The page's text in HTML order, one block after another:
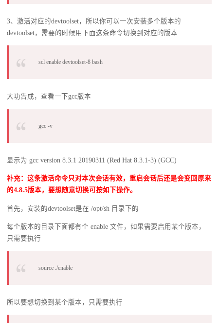
3、激活对应的devtoolset，所以你可以一次安装多个版本的
devtoolset，需要的时候用下面这条命令切换到对应的版本
scl enable devtoolset-8 bash
大功告成，查看一下gcc版本
gcc -v
显示为 gcc version 8.3.1 20190311 (Red Hat 8.3.1-3) (GCC)
补充：这条激活命令只对本次会话有效，重启会话后还是会变回原来
的4.8.5版本，要想随意切换可按如下操作。
首先，安装的devtoolset是在 /opt/sh 目录下的
每个版本的目录下面都有个 enable 文件，如果需要启用某个版本，
只需要执行
source ./enable
所以要想切换到某个版本，只需要执行